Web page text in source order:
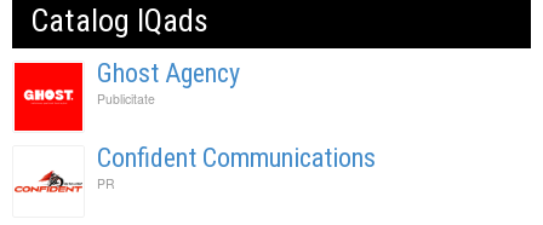
Catalog IQads
Ghost Agency
Publicitate
Confident Communications
PR